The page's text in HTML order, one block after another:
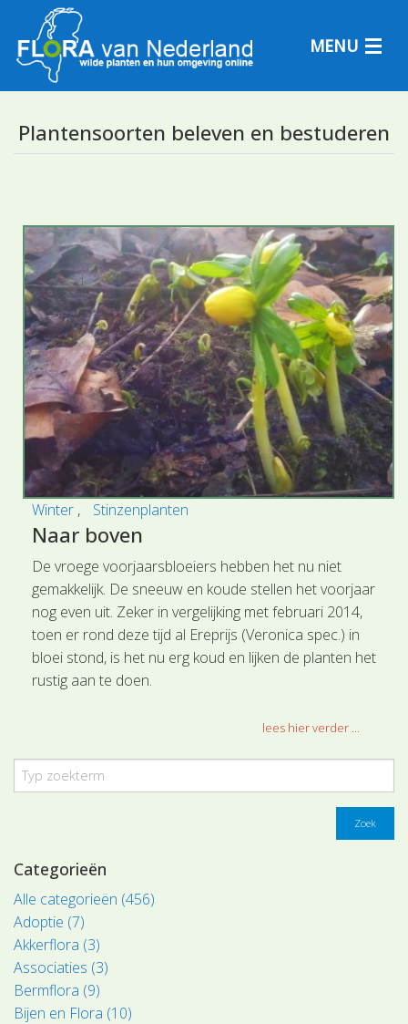
MENU
Determineren
Plantensoorten beleven en bestuderen
Winter Stinzenplanten
Naar boven
De vroege voorjaarsbloeiers hebben het nu niet
gemakkelijk. De sneeuw en koude stellen het voorjaar
nog even uit. Zeker in vergelijking met februari 2014,
toen er rond deze tijd al Ereprijs (Veronica spec.) in
bloei stond, is het nu erg koud en lijken de planten het
rustig aan te doen.
lees hier verder ...
Zoek
Categorieën
Alle categorieën (456)
Adoptie (7)
Akkerflora (3)
Associaties (3)
Bermflora (9)
Bijen en Flora (10)